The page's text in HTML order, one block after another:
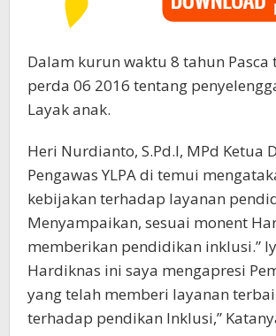
Dalam kurun waktu 8 tahun Pasca
perda 06 2016 tentang
Layak anak.
Heri Nurdianto, S.Pd.I, MPd Ketua
Pengawas YLPA di temui
kebijakan terhadap layanan
Menyampaikan, sesuai monent
memberikan pendidikan inklusi.”
Hardiknas ini saya mengapresi
yang telah memberi layanan
terhadap pendikan Inklusi,”